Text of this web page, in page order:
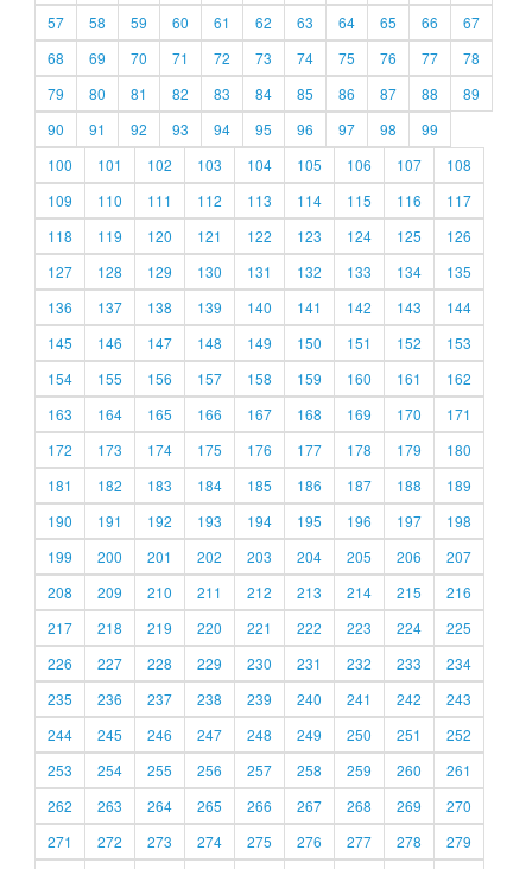
57
58 59 60 61 62 63 64 65 66
67
68
69 70 71 72 73 74 75 76 77
78
79
80 81 82 83 84 85 86 87 88
89
90
91 92 93 94 95 96 97 98
99
100
101 102 103 104 105 106 107
108
109
110 111 112 113 114 115 116
117
118
119 120 121 122 123 124 125
126
127
128 129 130 131 132 133 134
135
136
137 138 139 140 141 142 143
144
145
146 147 148 149 150 151 152
153
154
155 156 157 158 159 160 161
162
163
164 165 166 167 168 169 170
171
172
173 174 175 176 177 178 179
180
181
182 183 184 185 186 187 188
189
190
191 192 193 194 195 196 197
198
199
200 201 202 203 204 205 206
207
208
209 210 211 212 213 214 215
216
217
218 219 220 221 222 223 224
225
226
227 228 229 230 231 232 233
234
235
236 237 238 239 240 241 242
243
244
245 246 247 248 249 250 251
252
253
254 255 256 257 258 259 260
261
262
263 264 265 266 267 268 269
270
271
272 273 274 275 276 277 278
279